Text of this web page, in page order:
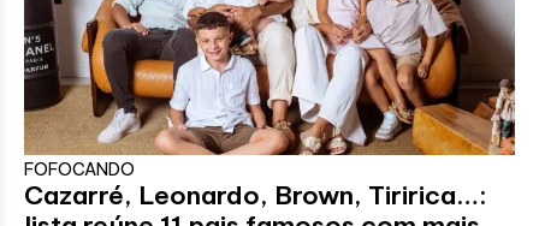
FOFOCANDO
Cazarré, Leonardo, Brown, Tiririca…: